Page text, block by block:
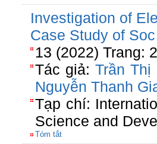
Investigation of
Case Study of
13 (2022) Trang:
Tác giả:Trần Thị
Nguyễn Thanh
Tạp chí:
Science and
Tóm tắt